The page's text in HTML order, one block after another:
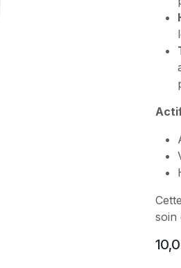
soin